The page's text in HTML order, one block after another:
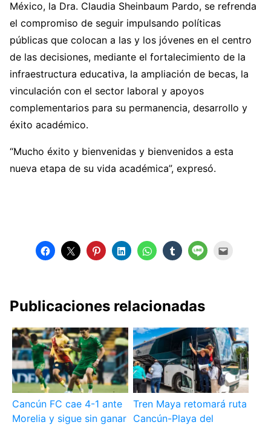
México, la Dra. Claudia Sheinbaum Pardo, se refrenda
el compromiso de seguir impulsando políticas
públicas que colocan a las y los jóvenes en el centro
de las decisiones, mediante el fortalecimiento de la
infraestructura educativa, la ampliación de becas, la
vinculación con el sector laboral y apoyos
complementarios para su permanencia, desarrollo y
éxito académico.
“Mucho éxito y bienvenidas y bienvenidos a esta
nueva etapa de su vida académica”, expresó.
Publicaciones relacionadas
Cancún FC cae 4-1 ante
Morelia y sigue sin ganar
Tren Maya retomará ruta
Cancún-Playa del